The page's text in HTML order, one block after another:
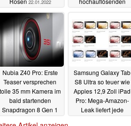
22.01.2022
22.01.2022
Nubia Z40 Pro: Erste
Teaser versprechen
tolle 35 mm Kamera im
bald startenden
Snapdragon 8 Gen 1
Samsung Galaxy Tab
S8 Ultra so teuer wie
Apples 12,9 Zoll iPad
Pro: Mega-Amazon-
Leak liefert jede